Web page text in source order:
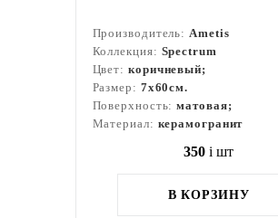
Производитель:Ametis
Коллекция: Spectrum
Цвет: коричневый;
Размер: 7x60см.
Поверхность:матовая;
Материал: керамогранит
350 i шт
В КОРЗИНУ